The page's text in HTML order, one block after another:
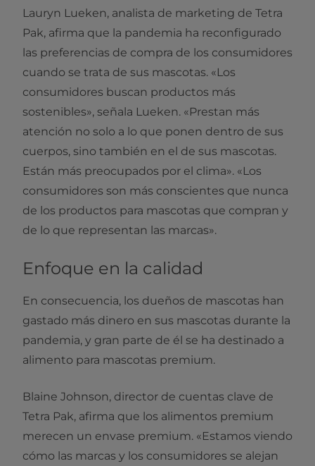
Lauryn Lueken, analista de marketing de Tetra
Pak, afirma que la pandemia ha reconfigurado
las preferencias de compra de los consumidores
cuando se trata de sus mascotas. «Los
consumidores buscan productos más
sostenibles», señala Lueken. «Prestan más
atención no solo a lo que ponen dentro de sus
cuerpos, sino también en el de sus mascotas.
Están más preocupados por el clima». «Los
consumidores son más conscientes que nunca
de los productos para mascotas que compran y
de lo que representan las marcas».
Enfoque en la calidad
En consecuencia, los dueños de mascotas han
gastado más dinero en sus mascotas durante la
pandemia, y gran parte de él se ha destinado a
alimento para mascotas premium.
Blaine Johnson, director de cuentas clave de
Tetra Pak, afirma que los alimentos premium
merecen un envase premium. «Estamos viendo
cómo las marcas y los consumidores se alejan